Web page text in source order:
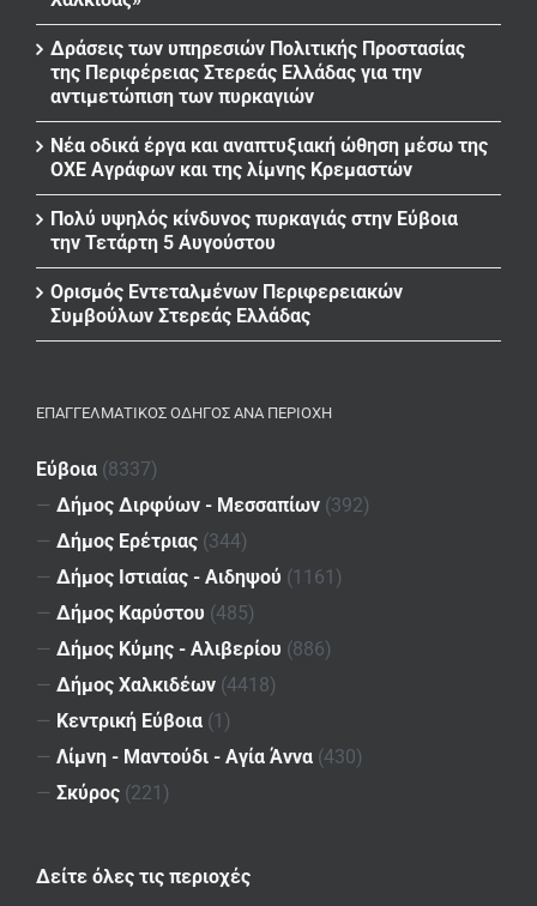
Δράσεις των υπηρεσιών Πολιτικής Προστασίας
της Περιφέρειας Στερεάς Ελλάδας για την
αντιμετώπιση των πυρκαγιών
Νέα οδικά έργα και αναπτυξιακή ώθηση μέσω της
ΟΧΕ Αγράφων και της λίμνης Κρεμαστών
Πολύ υψηλός κίνδυνος πυρκαγιάς στην Εύβοια
την Τετάρτη 5 Αυγούστου
Ορισμός Εντεταλμένων Περιφερειακών
Συμβούλων Στερεάς Ελλάδας
ΕΠΑΓΓΕΛΜΑΤΙΚΌΣ ΟΔΗΓΌΣ ΑΝΆ ΠΕΡΙΟΧΉ
Εύβοια (8337)
— Δήμος Διρφύων - Μεσσαπίων (392)
— Δήμος Ερέτριας (344)
— Δήμος Ιστιαίας - Αιδηψού (1161)
— Δήμος Καρύστου (485)
— Δήμος Κύμης - Αλιβερίου (886)
— Δήμος Χαλκιδέων (4418)
— Κεντρική Εύβοια (1)
— Λίμνη - Μαντούδι - Αγία Άννα (430)
— Σκύρος (221)
Δείτε όλες τις περιοχές